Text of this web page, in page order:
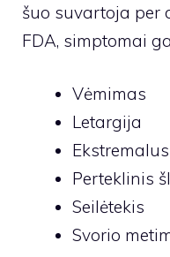
šuo suvartoja per
FDA, simptomai
Vėmimas
Letargija
Perteklinis
Seilėtekis
Svorio